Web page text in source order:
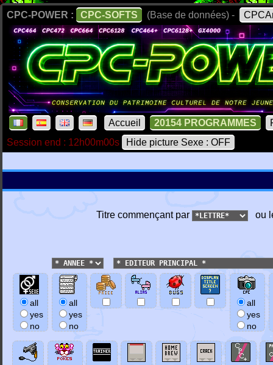
CPC-POWER : CPC-SOFTS (Base de données) -
Accueil 20154 PROGRAMMES
Session end : 12h00m00s
Hide picture Sexe : OFF
Titre commençant par ou
all
yes
no
all
yes
no
all
yes
no